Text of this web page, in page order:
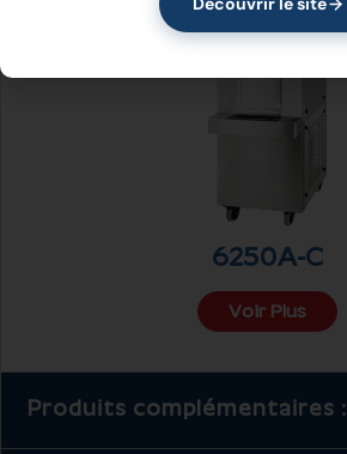
6250A-C
Voir Plus
Produits complémentaires :